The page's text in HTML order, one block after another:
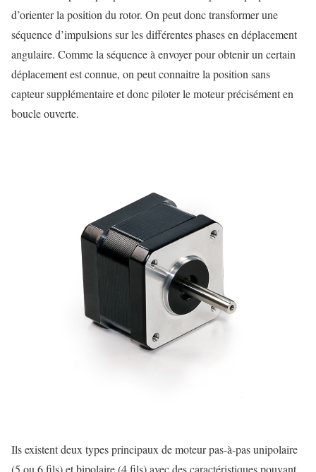
d’orienter la position du rotor. On peut donc transformer une
séquence d’impulsions sur les différentes phases en déplacement
angulaire. Comme la séquence à envoyer pour obtenir un certain
déplacement est connue, on peut connaitre la position sans
capteur supplémentaire et donc piloter le moteur précisément en
boucle ouverte.
Ils existent deux types principaux de moteur pas-à-pas unipolaire
(5 ou 6 fils) et bipolaire (4 fils) avec des caractéristiques pouvant